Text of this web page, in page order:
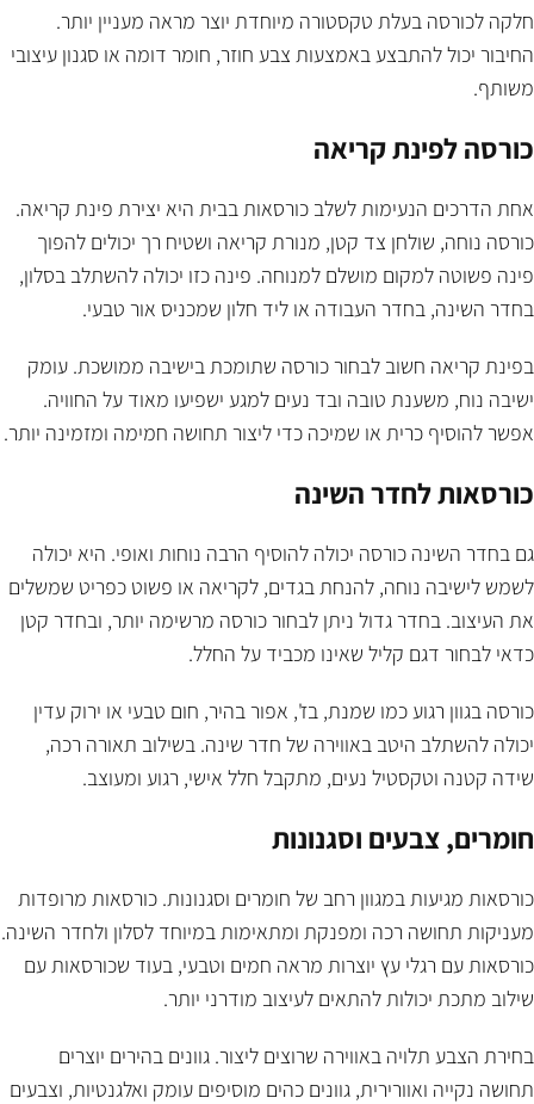
חלקה לכורסה בעלת טקסטורה מיוחדת יוצר מראה מעניין יותר.
החיבור יכול להתבצע באמצעות צבע חוזר, חומר דומה או סגנון עיצובי
משותף.
כורסה לפינת קריאה
אחת הדרכים הנעימות לשלב כורסאות בבית היא יצירת פינת קריאה.
כורסה נוחה, שולחן צד קטן, מנורת קריאה ושטיח רך יכולים להפוך
פינה פשוטה למקום מושלם למנוחה. פינה כזו יכולה להשתלב בסלון,
בחדר השינה, בחדר העבודה או ליד חלון שמכניס אור טבעי.
בפינת קריאה חשוב לבחור כורסה שתומכת בישיבה ממושכת. עומק
ישיבה נוח, משענת טובה ובד נעים למגע ישפיעו מאוד על החוויה.
אפשר להוסיף כרית או שמיכה כדי ליצור תחושה חמימה ומזמינה יותר.
כורסאות לחדר השינה
גם בחדר השינה כורסה יכולה להוסיף הרבה נוחות ואופי. היא יכולה
לשמש לישיבה נוחה, להנחת בגדים, לקריאה או פשוט כפריט שמשלים
את העיצוב. בחדר גדול ניתן לבחור כורסה מרשימה יותר, ובחדר קטן
כדאי לבחור דגם קליל שאינו מכביד על החלל.
כורסה בגוון רגוע כמו שמנת, בז', אפור בהיר, חום טבעי או ירוק עדין
יכולה להשתלב היטב באווירה של חדר שינה. בשילוב תאורה רכה,
שידה קטנה וטקסטיל נעים, מתקבל חלל אישי, רגוע ומעוצב.
חומרים, צבעים וסגנונות
כורסאות מגיעות במגוון רחב של חומרים וסגנונות. כורסאות מרופדות
מעניקות תחושה רכה ומפנקת ומתאימות במיוחד לסלון ולחדר השינה.
כורסאות עם רגלי עץ יוצרות מראה חמים וטבעי, בעוד שכורסאות עם
שילוב מתכת יכולות להתאים לעיצוב מודרני יותר.
בחירת הצבע תלויה באווירה שרוצים ליצור. גוונים בהירים יוצרים
תחושה נקייה ואוורירית, גוונים כהים מוסיפים עומק ואלגנטיות, וצבעים